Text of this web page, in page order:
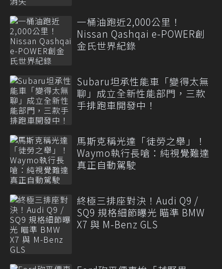
一桶油跑近2,000公里！
Nissan Qashqai e-POWER創
金氏世界紀錄
Subaru坦承性能車「變得太無
聊」成立全新性能部門，三款
手排跑車開發中！
馬斯克稱光達「徒勞之舉」！
Waymo執行長嗆：純視覺難達
真正自動駕駛
終極三排座對決！Audi Q9 /
SQ9 規格細節曝光 瞄準 BMW
X7 與 M-Benz GLS